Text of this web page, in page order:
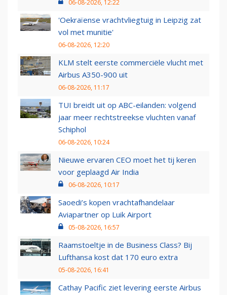
06-08-2026, 12:22
'Oekraïense vrachtvliegtuig in Leipzig zat
vol met munitie'
06-08-2026, 12:20
KLM stelt eerste commerciële vlucht met
Airbus A350-900 uit
06-08-2026, 11:17
TUI breidt uit op ABC-eilanden: volgend
jaar meer rechtstreekse vluchten vanaf
Schiphol
06-08-2026, 10:24
Nieuwe ervaren CEO moet het tij keren
voor geplaagd Air India
06-08-2026, 10:17
Saoedi’s kopen vrachtafhandelaar
Aviapartner op Luik Airport
05-08-2026, 16:57
Raamstoeltje in de Business Class? Bij
Lufthansa kost dat 170 euro extra
05-08-2026, 16:41
Cathay Pacific ziet levering eerste Airbus